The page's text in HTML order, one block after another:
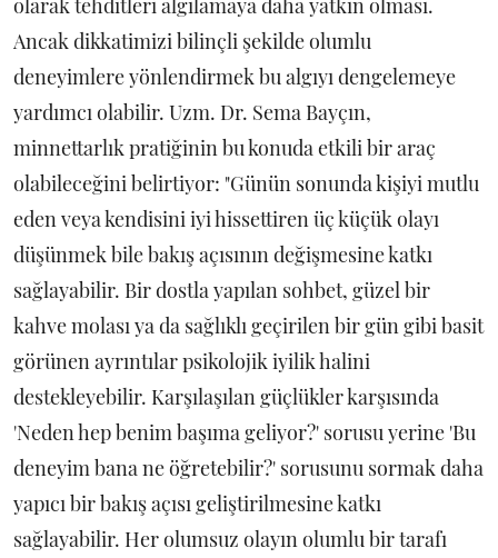
olarak tehditleri algılamaya daha yatkın olması.
Ancak dikkatimizi bilinçli şekilde olumlu
deneyimlere yönlendirmek bu algıyı dengelemeye
yardımcı olabilir. Uzm. Dr. Sema Bayçın,
minnettarlık pratiğinin bu konuda etkili bir araç
olabileceğini belirtiyor: "Günün sonunda kişiyi mutlu
eden veya kendisini iyi hissettiren üç küçük olayı
düşünmek bile bakış açısının değişmesine katkı
sağlayabilir. Bir dostla yapılan sohbet, güzel bir
kahve molası ya da sağlıklı geçirilen bir gün gibi basit
görünen ayrıntılar psikolojik iyilik halini
destekleyebilir. Karşılaşılan güçlükler karşısında
'Neden hep benim başıma geliyor?' sorusu yerine 'Bu
deneyim bana ne öğretebilir?' sorusunu sormak daha
yapıcı bir bakış açısı geliştirilmesine katkı
sağlayabilir. Her olumsuz olayın olumlu bir tarafı